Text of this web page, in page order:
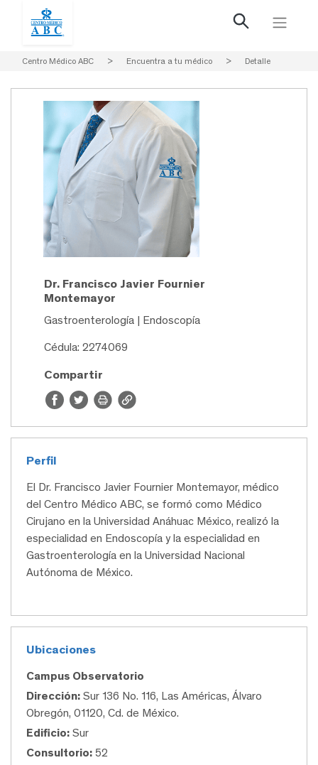
Centro Médico ABC > Encuentra a tu médico > Detalle
Dr. Francisco Javier Fournier
Montemayor
Gastroenterología | Endoscopía
Cédula: 2274069
Compartir
Perfil
El Dr. Francisco Javier Fournier Montemayor, médico
del Centro Médico ABC, se formó como Médico
Cirujano en la Universidad Anáhuac México, realizó la
especialidad en Endoscopía y la especialidad en
Gastroenterología en la Universidad Nacional
Autónoma de México.
Ubicaciones
Campus Observatorio
Dirección: Sur 136 No. 116, Las Américas, Álvaro
Obregón, 01120, Cd. de México.
Edificio: Sur
Consultorio: 52